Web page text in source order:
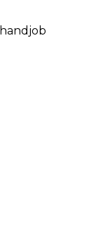
handjob